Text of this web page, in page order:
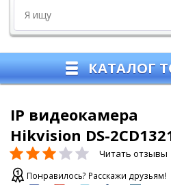
КАТАЛОГ
IP видеокамера
Hikvision DS-
Читать отзывы
Понравилось? Расскажи друзьям!